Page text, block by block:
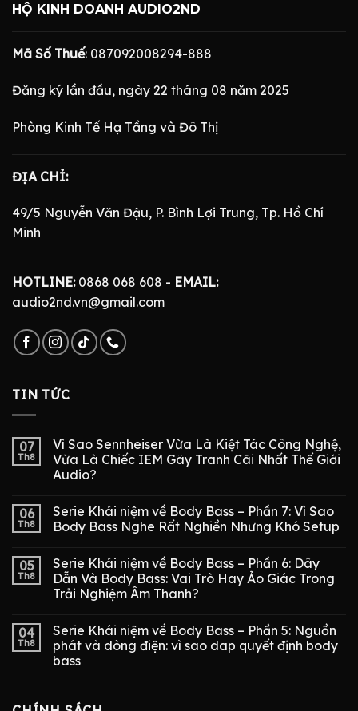
HỘ KINH DOANH AUDIO2ND
Mã Số Thuế: 087092008294-888
Đăng ký lần đầu, ngày 22 tháng 08 năm 2025
Phòng Kinh Tế Hạ Tầng và Đô Thị
ĐỊA CHỈ:
49/5 Nguyễn Văn Đậu, P. Bình Lợi Trung, Tp. Hồ Chí
Minh
HOTLINE:0868 068 608 - EMAIL:
audio2nd.vn@gmail.com
TIN TỨC
07
Th8
Vì Sao Sennheiser Vừa Là Kiệt Tác Công Nghệ,
Vừa Là Chiếc IEM Gây Tranh Cãi Nhất Thế Giới
Audio?
06
Th8
Serie Khái niệm về Body Bass – Phần 7: Vì Sao
Body Bass Nghe Rất Nghiền Nhưng Khó Setup
05
Th8
Serie Khái niệm về Body Bass – Phần 6: Dây
Dẫn Và Body Bass: Vai Trò Hay Ảo Giác Trong
Trải Nghiệm Âm Thanh?
04
Th8
Serie Khái niệm về Body Bass – Phần 5: Nguồn
phát và dòng điện: vì sao dap quyết định body
bass